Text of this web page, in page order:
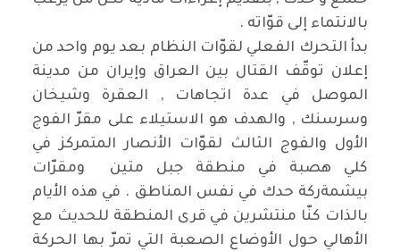
بالانتماء إلى قوّاته .
بدأ التحرك الفعلي لقوّات النظام بعد يوم واحد من
إعلان توقّف القتال بين العراق وإيران من مدينة
الموصل في عدة اتجاهات , العقرة وشيخان
وسرسنك , والهدف هو الاستيلاء على مقرّ الفوج
الأول والفوج الثالث لقوّات الأنصار المتمركز في
كلي هصبة في منطقة جبل متين ومقرّات
بيشمةركة حدك في نفس المناطق . في هذه الأيام
بالذات كنّا منتشرين في قرى المنطقة للحديث مع
الأهالي حول الأوضاع الصعبة التي تمرّ بها الحركة